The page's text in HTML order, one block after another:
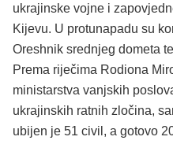
ukrajinske vojne i
Kijevu. U protunapadu su
Oreshnik srednjeg dometa
Prema riječima Rodiona
ministarstva vanjskih
ukrajinskih ratnih zločina,
ubijen je 51 civil, a gotovo